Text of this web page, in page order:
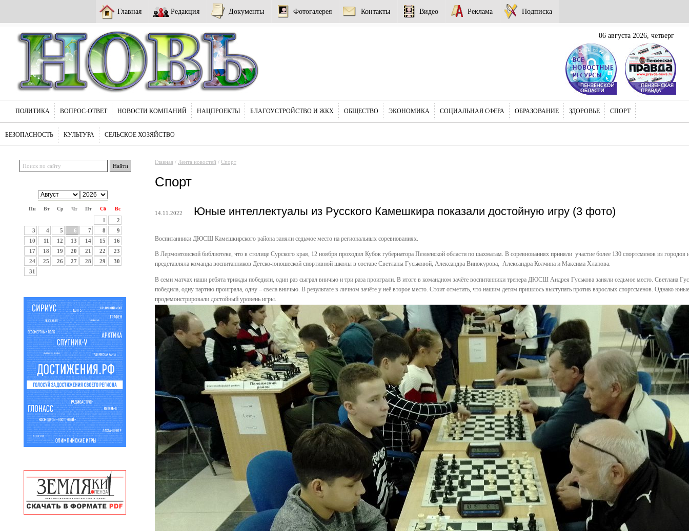
Главная Редакция Документы Фотогалерея Контакты Видео Реклама Подписка
06 августа 2026, четверг
ПОЛИТИКА ВОПРОС-ОТВЕТ НОВОСТИ КОМПАНИЙ НАЦПРОЕКТЫ БЛАГОУСТРОЙСТВО И ЖКХ ОБЩЕСТВО ЭКОНОМИКА СОЦИАЛЬНАЯ СФЕРА ОБРАЗОВАНИЕ ЗДОРОВЬЕ СПОРТ
БЕЗОПАСНОСТЬ КУЛЬТУРА СЕЛЬСКОЕ ХОЗЯЙСТВО
Пн Вт Ср Чт Пт Сб Вс
1
2
3
4 5 6 7 8
9
10
11 12 13 14 15
16
17
18 19 20 21 22
23
24
25 26 27 28 29
30
31
Главная / Лента новостей / Спорт
Спорт
14.11.2022 Юные интеллектуалы из Русского Камешкира показали достойную игру (3 фото)
Воспитанники ДЮСШ Камешкирского района заняли седьмое место на региональных соревнованиях.
В Лермонтовской библиотеке, что в столице Сурского края, 12 ноября проходил Кубок губернатора Пензенской области по шахматам. В соревнованиях приняли участие более 130 спортсменов из
представляла команда воспитанников Детско-юношеской спортивной школы в составе Светланы Гуськовой, Александра Винокурова, Александра Колчина и Максима Хлапова.
В семи матчах наши ребята трижды победили, один раз сыграл вничью и три раза проиграли. В итоге в командном зачёте воспитанники тренера ДЮСШ Андрея Гуськова заняли седьмое место. Светлана
победила, одну партию проиграла, одну – свела вничью. В результате в личном зачёте у неё второе место. Стоит отметить, что нашим детям пришлось выступать против взрослых спортсменов. Однако
продемонстрировали достойный уровень игры.